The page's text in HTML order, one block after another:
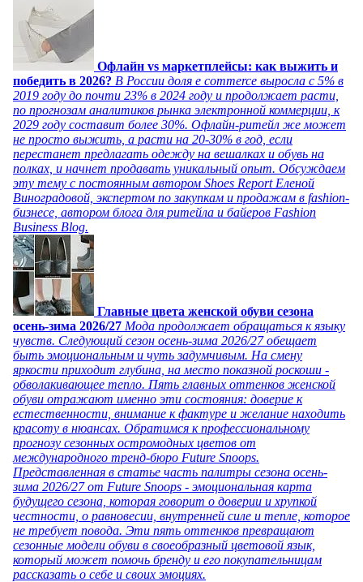
Офлайн vs маркетплейсы: как выжить и
победить в 2026? В России доля e commerce выросла с 5% в
2019 году до почти 23% в 2024 году и продолжает расти,
по прогнозам аналитиков рынка электронной коммерции, к
2029 году составит более 30%. Офлайн-ритейл же может
не просто выжить, а расти на 20-30% в год, если
перестанет предлагать одежду на вешалках и обувь на
полках, и начнет продавать уникальный опыт. Обсуждаем
эту тему с постоянным автором Shoes Report Еленой
Виноградовой, экспертом по закупкам и продажам в fashion-
бизнесе, автором блога для ритейла и байеров Fashion
Business Blog.
Главные цвета женской обуви сезона
осень-зима 2026/27 Мода продолжает обращаться к языку
чувств. Следующий сезон осень-зима 2026/27 обещает
быть эмоциональным и чуть задумчивым. На смену
яркости приходит глубина, на место показной роскоши -
обволакивающее тепло. Пять главных оттенков женской
обуви отражают именно эти состояния: доверие к
естественности, внимание к фактуре и желание находить
красоту в нюансах. Обратимся к профессиональному
прогнозу сезонных остромодных цветов от
международного тренд-бюро Future Snoops.
Представленная в статье часть палитры сезона осень-
зима 2026/27 от Future Snoops - эмоциональная карта
будущего сезона, которая говорит о доверии и хрупкой
честности, о равновесии, внутренней силе и тепле, которое
не требует повода. Эти пять оттенков превращают
сезонные модели обуви в своеобразный цветовой язык,
который может помочь бренду и его покупательницам
рассказать о себе и своих эмоциях.